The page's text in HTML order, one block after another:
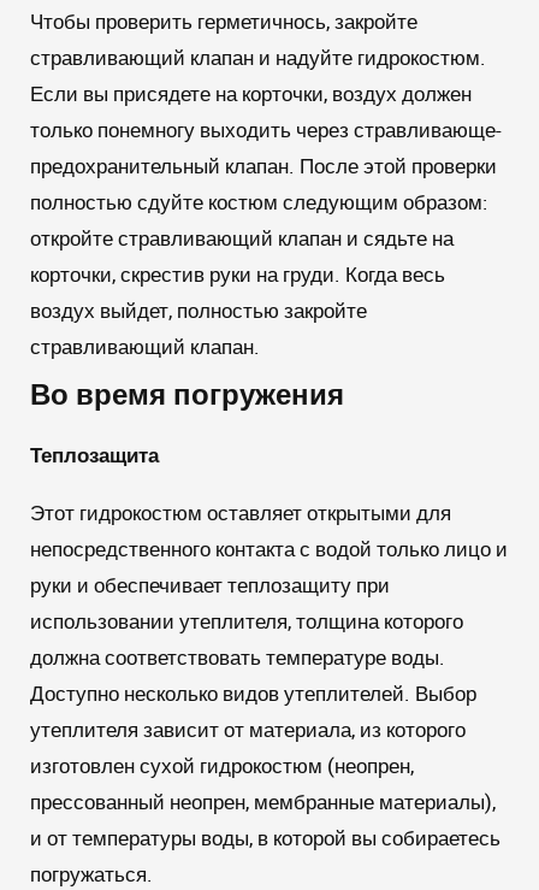
Чтобы проверить герметичнось, закройте
стравливающий клапан и надуйте гидрокостюм.
Если вы присядете на корточки, воздух должен
только понемногу выходить через стравливающе-
предохранительный клапан. После этой проверки
полностью сдуйте костюм следующим образом:
откройте стравливающий клапан и сядьте на
корточки, скрестив руки на груди. Когда весь
воздух выйдет, полностью закройте
стравливающий клапан.
Во время погружения
Теплозащита
Этот гидрокостюм оставляет открытыми для
непосредственного контакта с водой только лицо и
руки и обеспечивает теплозащиту при
использовании утеплителя, толщина которого
должна соответствовать температуре воды.
Доступно несколько видов утеплителей. Выбор
утеплителя зависит от материала, из которого
изготовлен сухой гидрокостюм (неопрен,
прессованный неопрен, мембранные материалы),
и от температуры воды, в которой вы собираетесь
погружаться.